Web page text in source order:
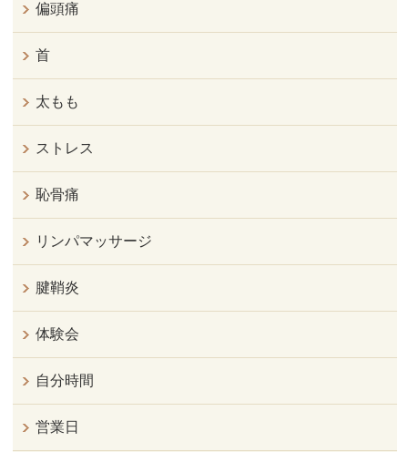
偏頭痛
首
太もも
ストレス
恥骨痛
リンパマッサージ
腱鞘炎
体験会
自分時間
営業日